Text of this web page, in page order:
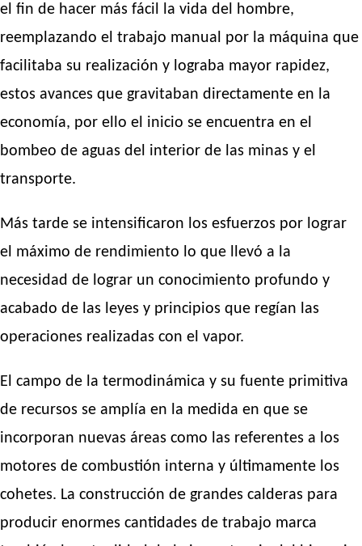
el fin de hacer más fácil la vida del hombre,
reemplazando el trabajo manual por la máquina que
facilitaba su realización y lograba mayor rapidez,
estos avances que gravitaban directamente en la
economía, por ello el inicio se encuentra en el
bombeo de aguas del interior de las minas y el
transporte.
Más tarde se intensificaron los esfuerzos por lograr
el máximo de rendimiento lo que llevó a la
necesidad de lograr un conocimiento profundo y
acabado de las leyes y principios que regían las
operaciones realizadas con el vapor.
El campo de la termodinámica y su fuente primitiva
de recursos se amplía en la medida en que se
incorporan nuevas áreas como las referentes a los
motores de combustión interna y últimamente los
cohetes. La construcción de grandes calderas para
producir enormes cantidades de trabajo marca